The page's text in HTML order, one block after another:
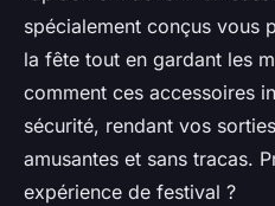
spécialement conçus vous
la fête tout en gardant les
comment ces accessoires
sécurité, rendant vos
amusantes et sans tracas.
expérience de festival ?